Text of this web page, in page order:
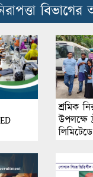
শ্রমিক
উপলক্ষে